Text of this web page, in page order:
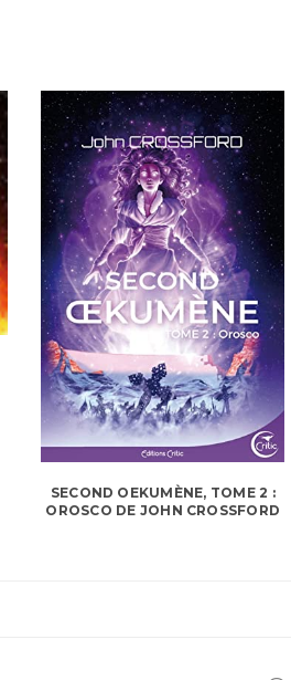
SECOND OEKUMÈNE, TOME 2 :
OROSCO DE JOHN CROSSFORD